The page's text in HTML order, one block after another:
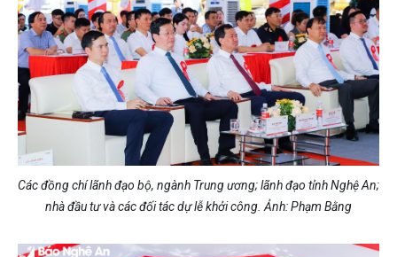
Các đồng chí lãnh đạo bộ, ngành Trung ương; lãnh đạo tỉnh Nghệ An;
nhà đầu tư và các đối tác dự lễ khởi công. Ảnh: Phạm Bằng